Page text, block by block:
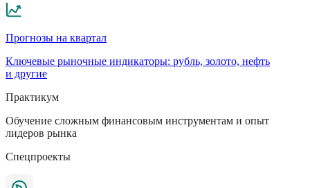
Прогнозы на квартал
Ключевые рыночные индикаторы: рубль, золото, нефть
и другие
Практикум
Обучение сложным финансовым инструментам и опыт
лидеров рынка
Спецпроекты